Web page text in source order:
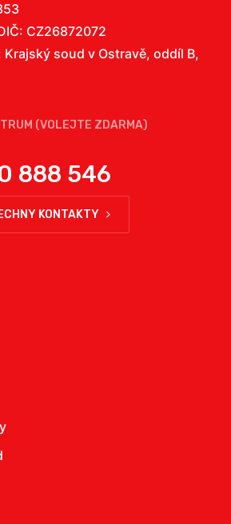
CZ26872072
Krajský soud v Ostravě, oddíl B,
(VOLEJTE ZDARMA)
888 546
KONTAKTY